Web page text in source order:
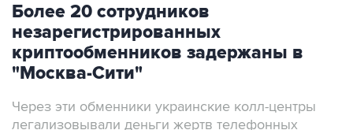
Более 20 сотрудников
незарегистрированных
криптообменников задержаны в
"Москва-Сити"
Через эти обменники украинские колл-центры
легализовывали деньги жертв телефонных